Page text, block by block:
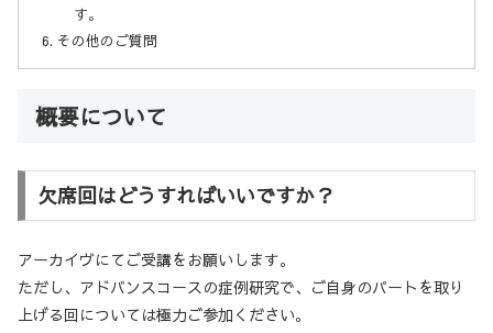
す。
その他のご質問
概要について
欠席回はどうすればいいですか？
アーカイヴにてご受講をお願いします。
ただし、アドバンスコースの症例研究で、ご自身のパートを取り
上げる回については極力ご参加ください。